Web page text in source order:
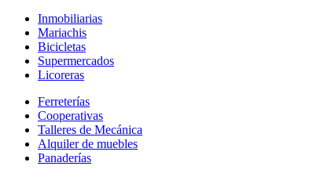
Inmobiliarias
Mariachis
Bicicletas
Supermercados
Licoreras
Ferreterías
Cooperativas
Talleres de Mecánica
Alquiler de muebles
Panaderías